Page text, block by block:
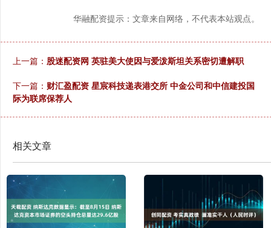
华融配资提示：文章来自网络，不代表本站观点。
上一篇： 股迷配资网 英驻美大使因与爱泼斯坦关系密切遭解职
下一篇： 财汇盈配资 星宸科技递表港交所 中金公司和中信建投国
际为联席保荐人
相关文章